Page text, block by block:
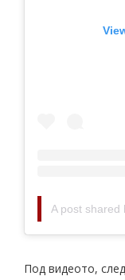
A post
Под видеото,